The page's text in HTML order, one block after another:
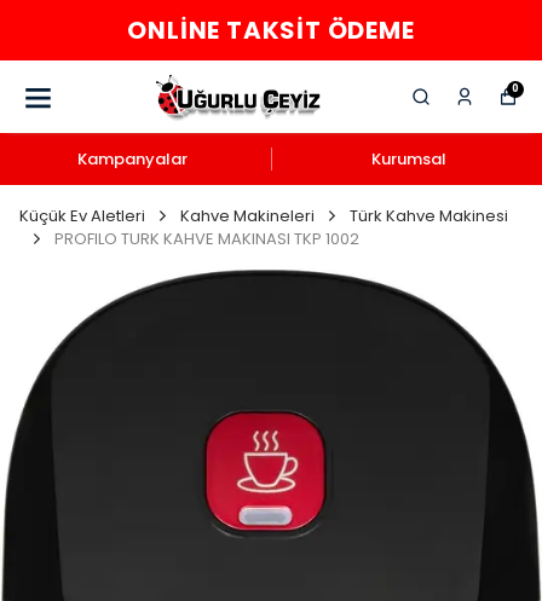
ONLINE TAKSIT ÖDEME
0
Kampanyalar Kurumsal
Küçük Ev Aletleri Kahve Makineleri
Türk Kahve Makinesi
PROFILO TURK KAHVE MAKINASI TKP 1002